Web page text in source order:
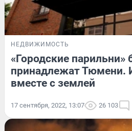
НЕДВИЖИМОСТЬ
«Городские парильни»
принадлежат Тюмени.
вместе с землей
17 сентября, 2022, 13:07 26 103